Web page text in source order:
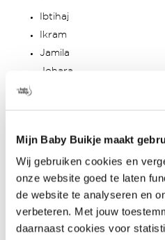
Mijn Baby Buikje maakt
Wij gebruiken cookies en
onze website goed te laten
de website te analyseren en
verbeteren. Met jouw
daarnaast cookies voor
Ibtihaj
Ikram
Jamila
Johara
M-P
Maha
Mariam
Nadia